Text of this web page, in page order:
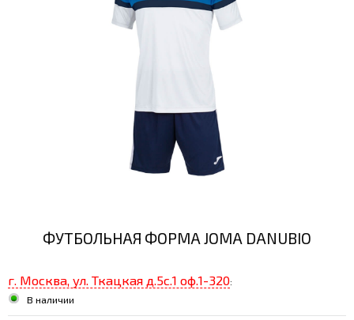
ФУТБОЛЬНАЯ ФОРМА JOMA DANUBIO
г. Москва, ул. Ткацкая д.5с.1 оф.1-320:
В наличии